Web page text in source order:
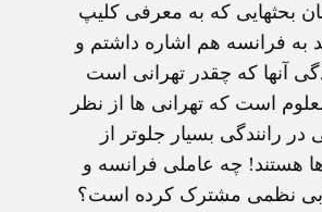
بحثهايی که به معرفی کليپ
به فرانسه هم اشاره داشتم و
آنها که چقدر تهرانی است
است که تهرانی ها از نظر
رانندگی بسيار جلوتر از
هستند! چه عاملی فرانسه و
در بی نظمی مشترک کرده است؟